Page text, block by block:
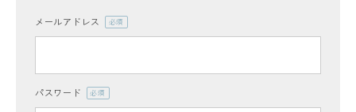
メールアドレス
(必
パスワード
(必